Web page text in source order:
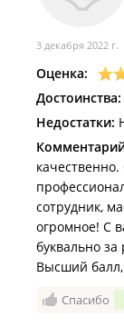
3 декабря 2022 г.
Оценка:
Достоинства:
Недостатки:
сотрудник,
огромное! С
буквально за
Высший
Спасибо